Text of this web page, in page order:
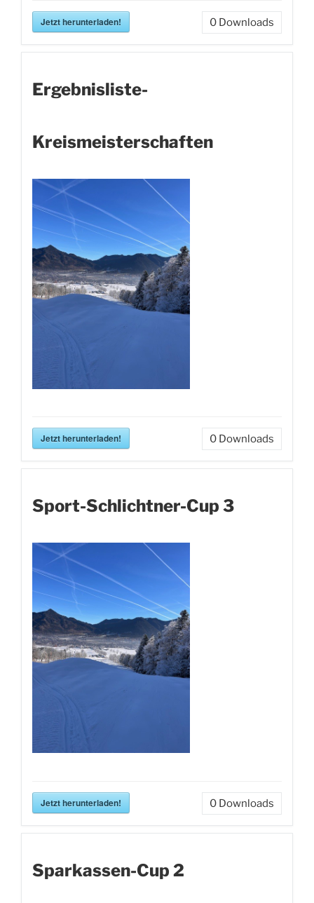
Jetzt herunterladen! 0 Downloads
Ergebnisliste-
Kreismeisterschaften
Jetzt herunterladen! 0 Downloads
Sport-Schlichtner-Cup 3
Jetzt herunterladen! 0 Downloads
Sparkassen-Cup 2